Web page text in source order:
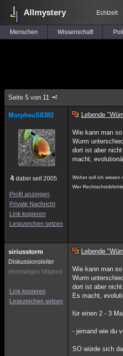
Allmystery Echtzeit
Menschen Wissenschaft
Seite 5 von 11
MorpheuS8382
dabei seit 2005
Profil anzeigen
Private Nachricht
Link kopieren
Lesezeichen setzen
Lebende
Wie kann man
Wurm
dort ist aber
macht,
Woher soll ich
Wer
siriusstorm
Diskussionsleiter
ehemaliges Mitglied
Link kopieren
Lesezeichen setzen
Lebende
Wie kann man
Wurm
dort ist aber
Es macht,
für einen 2 - 3
- jemand wie du
SO würde sich